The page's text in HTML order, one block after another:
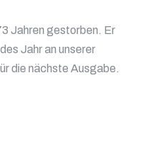
Jahren gestorben. Er
Jahr an unserer
die nächste Ausgabe.